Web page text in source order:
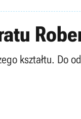
kształtu. Do